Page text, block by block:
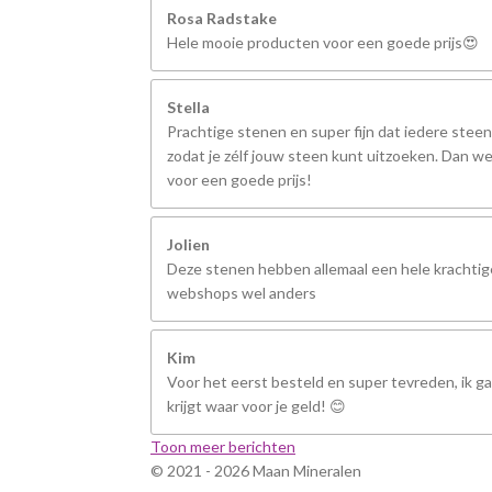
Rosa Radstake
Hele mooie producten voor een goede prijs😍
Stella
Prachtige stenen en super fijn dat iedere
zodat je zélf jouw steen kunt uitzoeken. Dan
voor een goede prijs!
Jolien
Deze stenen hebben allemaal een hele
webshops wel anders
Kim
Voor het eerst besteld en super tevreden, ik
krijgt waar voor je geld! 😊
Toon meer berichten
© 2021 - 2026 Maan Mineralen